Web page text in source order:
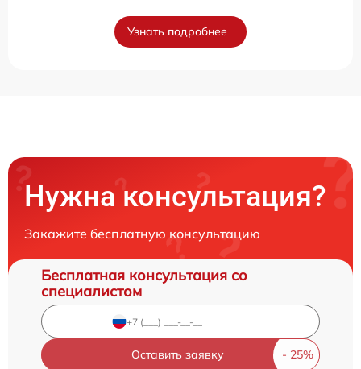
Узнать подробнее
Нужна консультация?
Закажите бесплатную консультацию
Бесплатная консультация со
специалистом
Оставить заявку